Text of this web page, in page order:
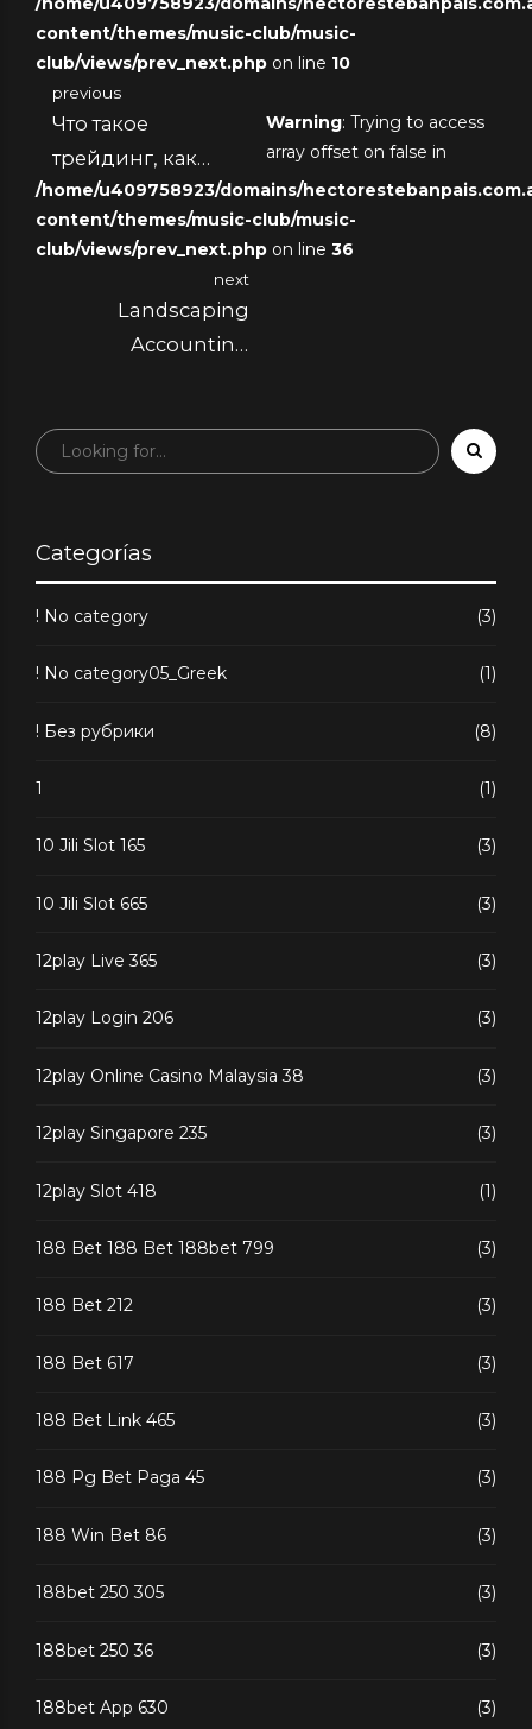
content/themes/music-club/music-
club/views/prev_next.php on line 10
previous
Что такое
трейдинг, как
стать трейдером,
как и сколько
можно заработать
Warning: Trying to access
array offset on false in
/home/u409758923/domains/
content/themes/music-club/music-
club/views/prev_next.php on line 36
next
Landscaping
Accounting
Categorías
! No category (3)
! No category05_Greek (1)
! Без рубрики (8)
1 (1)
10 Jili Slot 165 (3)
10 Jili Slot 665 (3)
12play Live 365 (3)
12play Login 206 (3)
12play Online Casino Malaysia 38 (3)
12play Singapore 235 (3)
12play Slot 418 (1)
188 Bet 188 Bet 188bet 799 (3)
188 Bet 212 (3)
188 Bet 617 (3)
188 Bet Link 465 (3)
188 Pg Bet Paga 45 (3)
188 Win Bet 86 (3)
188bet 250 305 (3)
188bet 250 36 (3)
188bet App 630 (3)